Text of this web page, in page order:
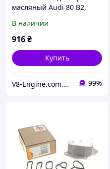
масляный Audi 80 B2,
Coupe B3, 100 C4, 80 B4
В наличии
916₴
Купить
V8-Engine.com.ua Авто-расходники 99%